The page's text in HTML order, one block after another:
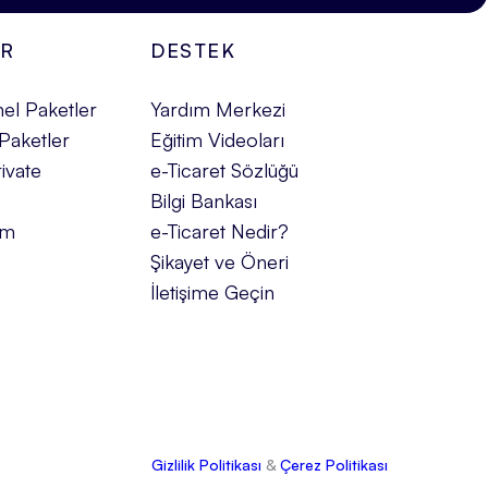
Paketler
DESTEK
Yardım Merkezi
Eğitim Videoları
e-Ticaret Sözlüğü
Bilgi Bankası
e-Ticaret Nedir?
Şikayet ve Öneri
İletişime Geçin
Gizlilik Politikası & Çerez Politikası